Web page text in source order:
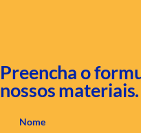
Preencha o
nossos materiais.
Nome